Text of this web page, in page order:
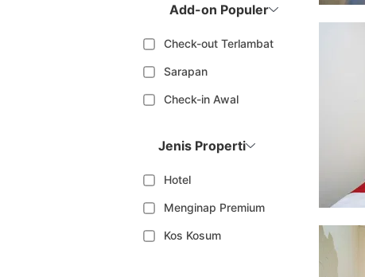
Add-on Populer
Check-out Terlambat
Sarapan
Check-in Awal
Jenis Properti
Hotel
Menginap Premium
Kos Kosum